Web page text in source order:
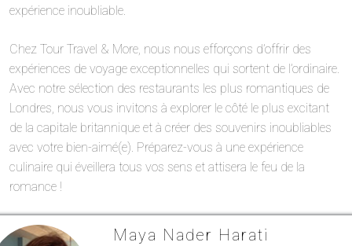
expérience inoubliable.
Chez Tour Travel & More, nous nous efforçons d’offrir des
expériences de voyage exceptionnelles qui sortent de l’ordinaire.
Avec notre sélection des restaurants les plus romantiques de
Londres, nous vous invitons à explorer le côté le plus excitant
de la capitale britannique et à créer des souvenirs inoubliables
avec votre bien-aimé(e). Préparez-vous à une expérience
culinaire qui éveillera tous vos sens et attisera le feu de la
romance !
Maya Nader Harati